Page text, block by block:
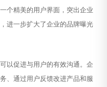
个精美的用户界面，突出企业
进一步扩大了企业的品牌曝光
以促进与用户的有效沟通。企
、通过用户反馈改进产品和服